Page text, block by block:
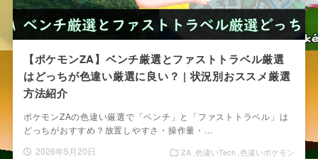
【ポケモンZA】ベンチ厳選とファストトラベル厳選
はどっちが色違い厳選に良い？ | 状況別おススメ厳選
方法紹介
ポケモンZAの色違い厳選で「ベンチ」と「ファストトラベル」は
どっちがおすすめ？放置しやすさ・操作量・…
2026年5月20日
ZA 色違いTech 色違いポケモン